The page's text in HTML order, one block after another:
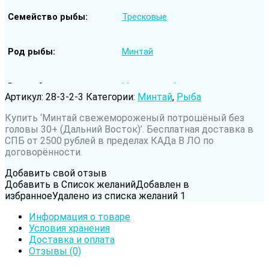
Семейство рыбы Тресковые
Род рыбы Минтай
Вода обитания Морская рыба
Артикул: 28-3-2-3 Категории: Минтай, Рыба
Купить ‘Минтай cвежемороженый потрошёный без
головы 30+ (Дальний Восток)’. Бесплатная доставка в
СПБ от 2500 рублей в пределах КАДа В ЛО по
договорённости.
Добавить свой отзыв
Добавить в Список желанийДобавлен в
избранноеУдалено из списка желаний 1
Информация о товаре
Условия хранения
Доставка и оплата
Отзывы (0)